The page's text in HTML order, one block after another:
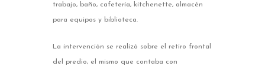
trabajo, baño, cafetería, kitchenette, almacén
para equipos y biblioteca.
La intervención se realizó sobre el retiro frontal
del predio, el mismo que contaba con